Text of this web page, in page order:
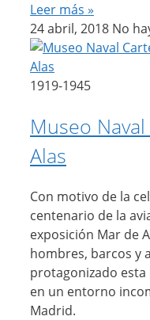
Leer más »
24 abril, 2018 No
1919-1945
Museo
Alas
Con motivo de la
centenario de la
exposición Mar de
hombres, barcos y
protagonizado
en un entorno
Madrid.